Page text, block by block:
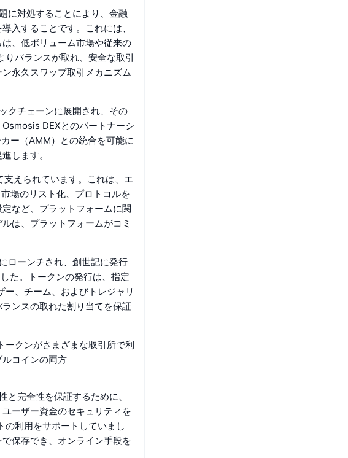
に対処することにより、金融
入することです。これには、
、低ボリューム市場や従来の
バランスが取れ、安全な取引
永久スワップ取引メカニズム
クチェーンに展開され、その
DEXとのパートナーシ
ー（AMM）との統合を可能に
します。
えられています。これは、エ
場のリスト化、プロトコルを
など、プラットフォームに関
は、プラットフォームがコミ
ローンチされ、創世記に発行
た。トークンの発行は、指定
、チーム、およびトレジャリ
ンスの取れた割り当てを保証
ークンがさまざまな取引所で利
コインの両方
完全性を保証するために、
ーザー資金のセキュリティを
利用をサポートしていまし
保存でき、オンライン手段を